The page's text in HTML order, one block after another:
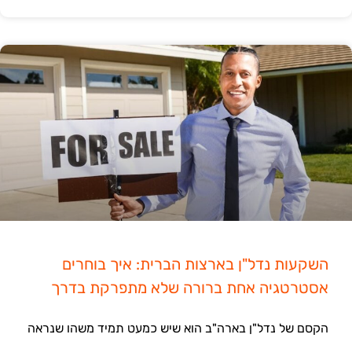
השקעות נדל"ן בארצות הברית: איך בוחרים
אסטרטגיה אחת ברורה שלא מתפרקת בדרך
הקסם של נדל"ן בארה"ב הוא שיש כמעט תמיד משהו שנראה